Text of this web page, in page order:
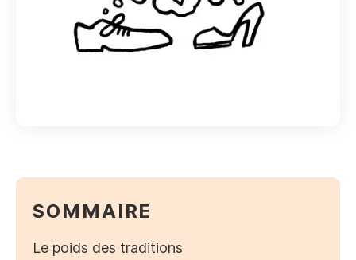
SOMMAIRE
Le poids des traditions